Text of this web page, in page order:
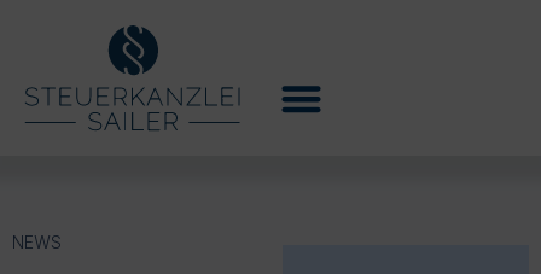
NEWS